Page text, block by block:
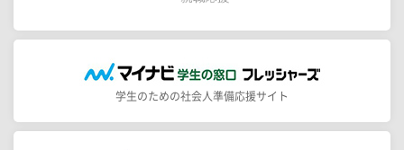
学生のための社会人準備応援サイト